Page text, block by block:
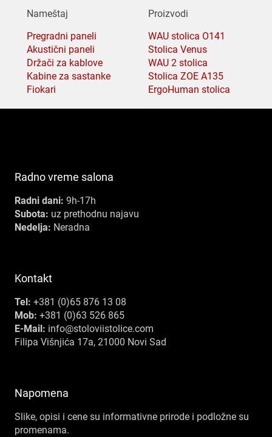
Nameštaj
Pregradni paneli
Akustični paneli
Držači za kablove
Kabine za sastanke
Fiokari
Proizvodi
WAU stolica O141
Stolica Venus
WAU 2 stolica
Stolica ZOE A135
ErgoHuman stolica
Radno vreme salona
Radni dani: 9h-17h
Subota: uz prethodnu najavu
Nedelja: Neradna
Kontakt
Tel: +381 (0)65 876 13 08
Mob: +381 (0)63 526 865
E-Mail: info@stoloviistolice.com
Filipa Višnjića 17a, 21000 Novi Sad
Napomena
Slike, opisi i cene su informativne prirode i podložne su
promenama.